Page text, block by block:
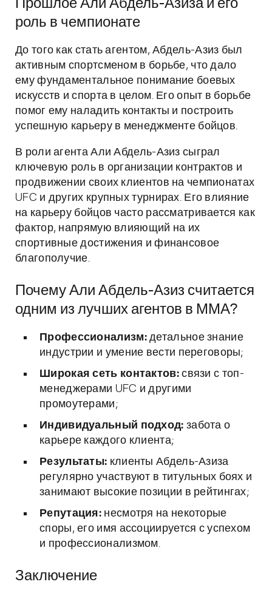
Прошлое Али Абдель-Азиза и его
роль в чемпионате
До того как стать агентом, Абдель-Азиз был
активным спортсменом в борьбе, что дало
ему фундаментальное понимание боевых
искусств и спорта в целом. Его опыт в борьбе
помог ему наладить контакты и построить
успешную карьеру в менеджменте бойцов.
В роли агента Али Абдель-Азиз сыграл
ключевую роль в организации контрактов и
продвижении своих клиентов на чемпионатах
UFC и других крупных турнирах. Его влияние
на карьеру бойцов часто рассматривается как
фактор, напрямую влияющий на их
спортивные достижения и финансовое
благополучие.
Почему Али Абдель-Азиз считается
одним из лучших агентов в ММА?
Профессионализм:детальное знание
индустрии и умение вести переговоры;
Широкая сеть контактов:связи с топ-
менеджерами UFC и другими
промоутерами;
Индивидуальный подход: забота о
карьере каждого клиента;
Результаты: клиенты Абдель-Азиза
регулярно участвуют в титульных боях и
занимают высокие позиции в рейтингах;
Репутация: несмотря на некоторые
споры, его имя ассоциируется с успехом
и профессионализмом.
Заключение